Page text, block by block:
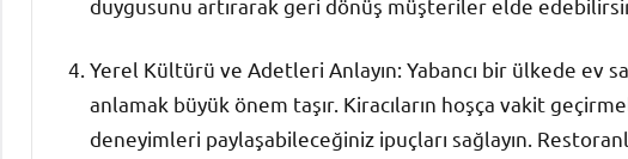
duygusunu artırarak geri dönüş müşteriler elde
Yerel Kültürü ve Adetleri Anlayın: Yabancı bir ülkede ev
anlamak büyük önem taşır. Kiracıların hoşça vakit
deneyimleri paylaşabileceğiniz ipuçları sağlayın.